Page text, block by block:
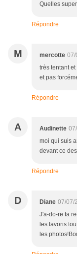
Quelles
Répondre
M mercotte 07/
très tentant
et pas
Répondre
A Audinette
moi qui suis
devant ce
Répondre
D Diane 07/07/
J'a-do-re ta
les favoris
les